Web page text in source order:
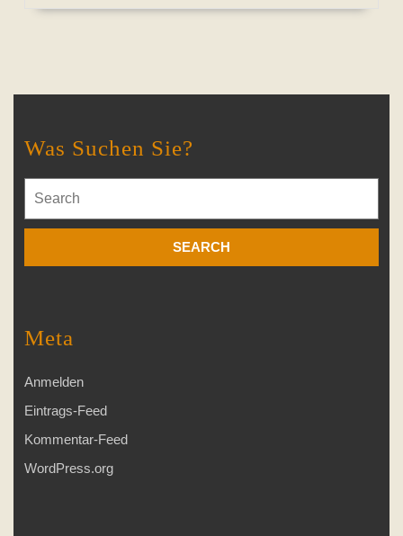
Was Suchen Sie?
for:
Meta
Anmelden
Eintrags-Feed
Kommentar-Feed
WordPress.org